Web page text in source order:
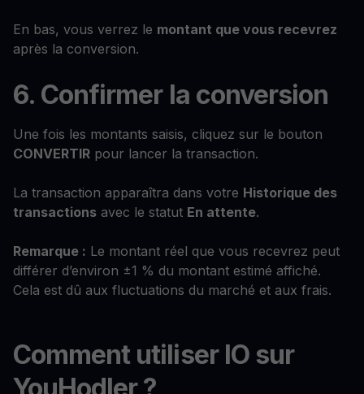
En bas, vous verrez le montant que vous recevrez
après la conversion.
6. Confirmer la conversion
Une fois les montants saisis, cliquez sur le bouton
CONVERTIR pour lancer la transaction.
La transaction apparaîtra dans votre Historique des
transactions avec le statut En attente.
Remarque : Le montant réel que vous recevrez peut
différer d’environ ±1 % du montant estimé affiché.
Cela est dû aux fluctuations du marché et aux frais.
Comment utiliser IO sur